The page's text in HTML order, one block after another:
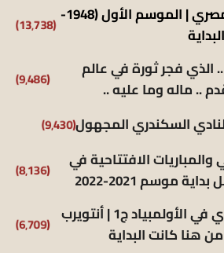
الدوري العام المصري | الموسم الأول (1948-(13٬738)
الذي فجر ثورة في عالم
.. ماله وما عليه ..
(9٬486)
السكندري المجهول(9٬430)
والمباريات الافتتاحية في
موسم 2021-2022
(8٬136)
تاريخ مصر الكروي في الأولمبياد ج1 | أنتويرب (6٬709)